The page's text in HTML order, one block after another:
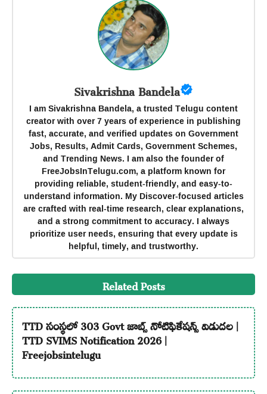
Sivakrishna Bandela
I am Sivakrishna Bandela, a trusted Telugu content
creator with over 7 years of experience in publishing
fast, accurate, and verified updates on Government
Jobs, Results, Admit Cards, Government Schemes,
and Trending News. I am also the founder of
FreeJobsInTelugu.com, a platform known for
providing reliable, student-friendly, and easy-to-
understand information. My Discover-focused articles
are crafted with real-time research, clear explanations,
and a strong commitment to accuracy. I always
prioritize user needs, ensuring that every update is
helpful, timely, and trustworthy.
Related Posts
TTD సంస్థలో 303 Govt జాబ్స్ నోటిఫికేషన్స్ విడుదల |
TTD SVIMS Notification 2026 |
Freejobsintelugu